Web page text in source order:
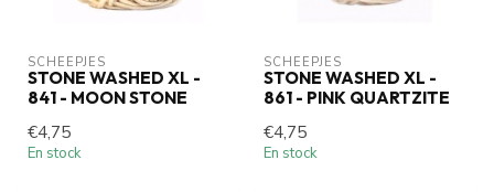
SCHEEPJES
STONE WASHED XL -
841 - MOON STONE
€4,75
En stock
SCHEEPJES
STONE WASHED XL -
861 - PINK QUARTZITE
€4,75
En stock